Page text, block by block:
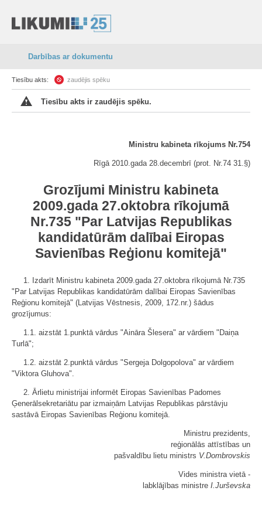
Darbības ar dokumentu
Tiesību akts: zaudējis spēku
Tiesību akts ir zaudējis spēku.
Ministru kabineta rīkojums Nr.754
Rīgā 2010.gada 28.decembrī (prot. Nr.74 31.§)
Grozījumi Ministru kabineta
2009.gada 27.oktobra rīkojumā
Nr.735 "Par Latvijas Republikas
kandidatūrām dalībai Eiropas
Savienības Reģionu komitejā"
1. Izdarīt Ministru kabineta 2009.gada 27.oktobra rīkojumā Nr.735
"Par Latvijas Republikas kandidatūrām dalībai Eiropas Savienības
Reģionu komitejā" (Latvijas Vēstnesis, 2009, 172.nr.) šādus
grozījumus:
1.1. aizstāt 1.punktā vārdus "Aināra Šlesera" ar vārdiem "Daiņa
Turlā";
1.2. aizstāt 2.punktā vārdus "Sergeja Dolgopolova" ar vārdiem
"Viktora Gluhova".
2. Ārlietu ministrijai informēt Eiropas Savienības Padomes
Ģenerālsekretariātu par izmaiņām Latvijas Republikas pārstāvju
sastāvā Eiropas Savienības Reģionu komitejā.
Ministru prezidents,
reģionālās attīstības un
pašvaldību lietu ministrs V.Dombrovskis
Vides ministra vietā -
labklājības ministre I.Jurševska